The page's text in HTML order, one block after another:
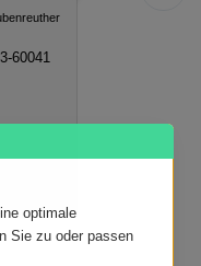
60041
optimale
Sie zu oder passen